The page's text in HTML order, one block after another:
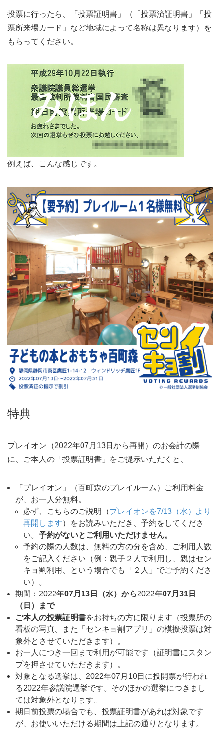
投票に行ったら、「投票証明書」（「投票済証明書」「投
票所来場カード」など地域によって名称は異なります）を
もらってください。
例えば、こんな感じです。
特典
プレイオン（2022年07月13日から再開）のお会計の際
に、ご本人の「投票証明書」をご提示いただくと、
「プレイオン」（百町森のプレイルーム）ご利用料金
が、お一人分無料。
必ず、こちらのご説明（プレイオンを7/13（水）より
再開します）をお読みいただき、予約をしてくださ
い。 予約がないとご利用いただけません。
予約の際の人数は、無料の方の分を含め、ご利用人数
をご記入ください（例：親子２人で利用し、親はセン
キョ割利用、という場合でも「２人」でご予約くださ
い）。
期間：2022年07月13日（水）から2022年07月31日
（日）まで
ご本人の投票証明書をお持ちの方に限ります（投票所の
看板の写真、また「センキョ割アプリ」の模擬投票は対
象外とさせていただきます）。
お一人につき一回まで利用が可能です（証明書にスタン
プを押させていただきます）。
対象となる選挙は、2022年07月10日に投開票が行われ
る2022年参議院選挙です。そのほかの選挙につきまし
ては対象外となります。
期日前投票の場合でも、投票証明書があれば対象です
が、お使いいただける期間は上記の通りとなります。